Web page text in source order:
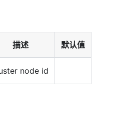
描述 默认值
node id